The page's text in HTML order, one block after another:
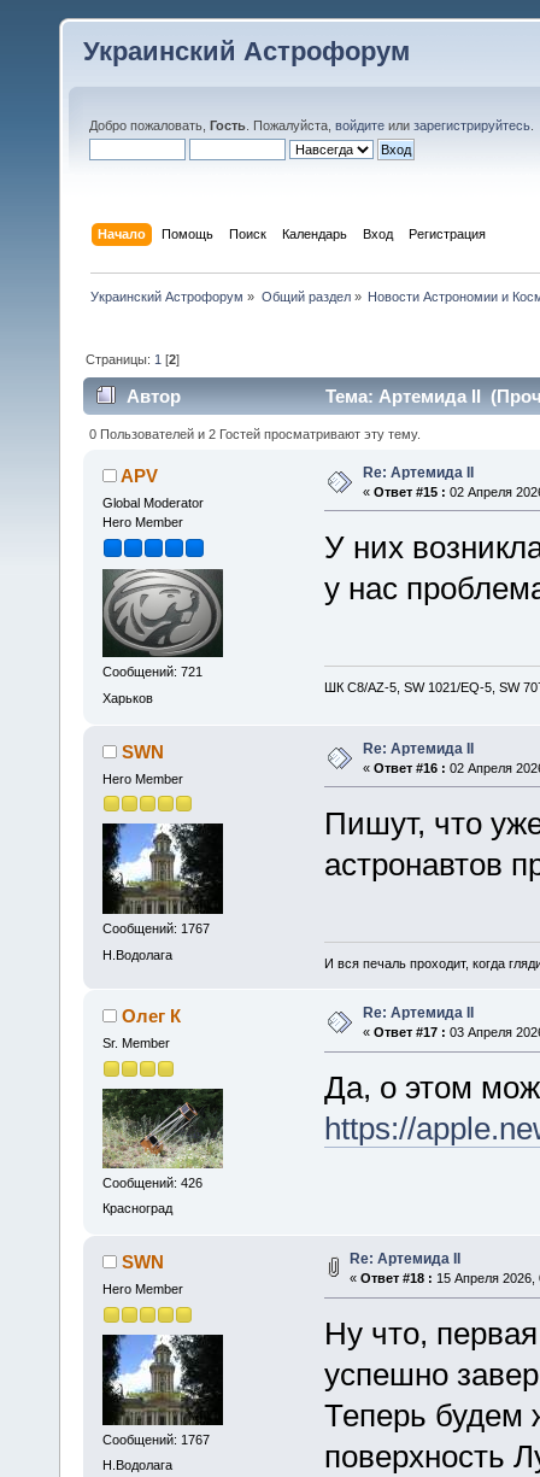
Украинский Астрофорум
Добро пожаловать, Гость . Пожалуйста, войдите или зарегистрируйтесь
Начало Помощь Поиск Календарь Вход Регистрация
Украинский Астрофорум » Общий раздел» Новости Астрономии и
Страницы: 1 [2]
Автор Тема: Артемида II
0 Пользователей и 2 Гостей просматривают эту тему.
APV
Global Moderator
Hero Member
Сообщений: 721
Харьков
Re: Артемида II
« Ответ #15 : 02 Апреля
У них
у нас
ШК С8/AZ-5, SW 1021/EQ-5, SW
SWN
Hero Member
Сообщений: 1767
Н.Водолага
Re: Артемида II
« Ответ #16 : 02 Апреля
Пишут, что
астронавтов
И вся печаль проходит, когда
Олег К
Sr. Member
Сообщений: 426
Красноград
Re: Артемида II
« Ответ #17 : 03 Апреля
Да, о этом
https://
SWN
Hero Member
Сообщений: 1767
Н.Водолага
Re: Артемида II
« Ответ #18 : 15 Апреля 2026,
Ну что,
успешно
Теперь будем
поверхность